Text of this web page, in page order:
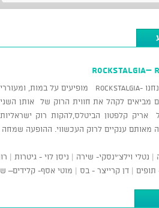
Rockstalgia–
מביאים לקהל את חווית הרוק של אותן
אריק קלפטון הביטלס,להקות רוק
ענקיים לרוק העכשווי. ההופעה שמחה
| נטלי וילצ'ינסקי- שירה | ניסן לוי - גיטרות |
- תופים | דן קרייצר - בס | מוטי אסף- קלידים–